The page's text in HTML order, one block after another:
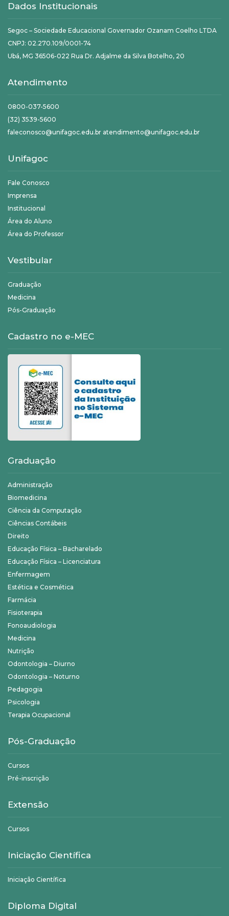
Dados Institucionais
Segoc – Sociedade Educacional Governador Ozanam Coelho LTDA
CNPJ: 02.270.109/0001-74
Ubá, MG 36506-022 Rua Dr. Adjalme da Silva Botelho, 20
Atendimento
0800-037-5600
(32) 3539-5600
faleconosco@unifagoc.edu.br atendimento@unifagoc.edu.br
Unifagoc
Fale Conosco
Imprensa
Institucional
Área do Aluno
Área do Professor
Vestibular
Graduação
Medicina
Pós-Graduação
Cadastro no e-MEC
Graduação
Administração
Biomedicina
Ciência da Computação
Ciências Contábeis
Direito
Educação Física – Bacharelado
Educação Física – Licenciatura
Enfermagem
Estética e Cosmética
Farmácia
Fisioterapia
Fonoaudiologia
Medicina
Nutrição
Odontologia – Diurno
Odontologia – Noturno
Pedagogia
Psicologia
Terapia Ocupacional
Pós-Graduação
Cursos
Pré-inscrição
Extensão
Cursos
Iniciação Científica
Iniciação Científica
Diploma Digital